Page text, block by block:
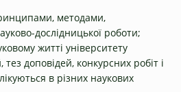
методами,
дослідницької роботи;
житті університету
доповідей, конкурсних робіт і
в різних наукових